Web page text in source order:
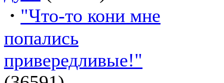
· "Что-то кони мне
попались
привередливые!"